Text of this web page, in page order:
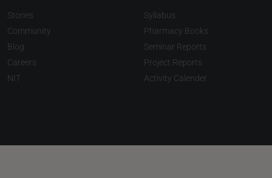
Stories
Community
Blog
Careers
NIT
Syllabus
Pharmacy Books
Seminar Reports
Project Reports
Activity Calender